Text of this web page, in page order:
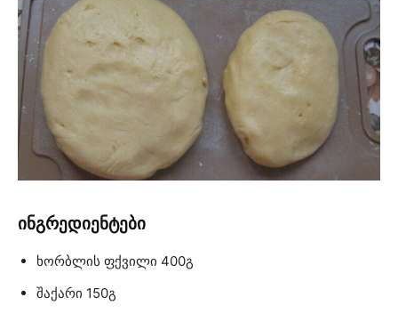
ინგრედიენტები
ხორბლის ფქვილი 400გ
შაქარი 150გ